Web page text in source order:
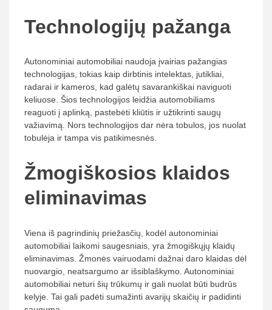
Technologijų pažanga
Autonominiai automobiliai naudoja įvairias pažangias
technologijas, tokias kaip dirbtinis intelektas, jutikliai,
radarai ir kameros, kad galėtų savarankiškai naviguoti
keliuose. Šios technologijos leidžia automobiliams
reaguoti į aplinką, pastebėti kliūtis ir užtikrinti saugų
važiavimą. Nors technologijos dar nėra tobulos, jos nuolat
tobulėja ir tampa vis patikimesnės.
Žmogiškosios klaidos
eliminavimas
Viena iš pagrindinių priežasčių, kodėl autonominiai
automobiliai laikomi saugesniais, yra žmogiškųjų klaidų
eliminavimas. Žmonės vairuodami dažnai daro klaidas dėl
nuovargio, neatsargumo ar išsiblaškymo. Autonominiai
automobiliai neturi šių trūkumų ir gali nuolat būti budrūs
kelyje. Tai gali padėti sumažinti avarijų skaičių ir padidinti